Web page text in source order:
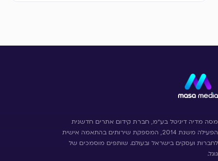
מסה מדיה דיגיטל בע״מ, חברת קידום אתרים חדשנית
הפעילה משנת 2014, המספקת שירותים בהתאמה אישית
לחברות ועסקים בישראל ובעולם. שותפים מוסמכים של
גוגל.